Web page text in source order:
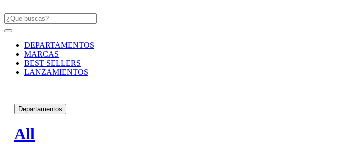
DEPARTAMENTOS
MARCAS
BEST SELLERS
LANZAMIENTOS
Departamentos
All